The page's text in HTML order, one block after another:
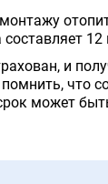
и
что
может